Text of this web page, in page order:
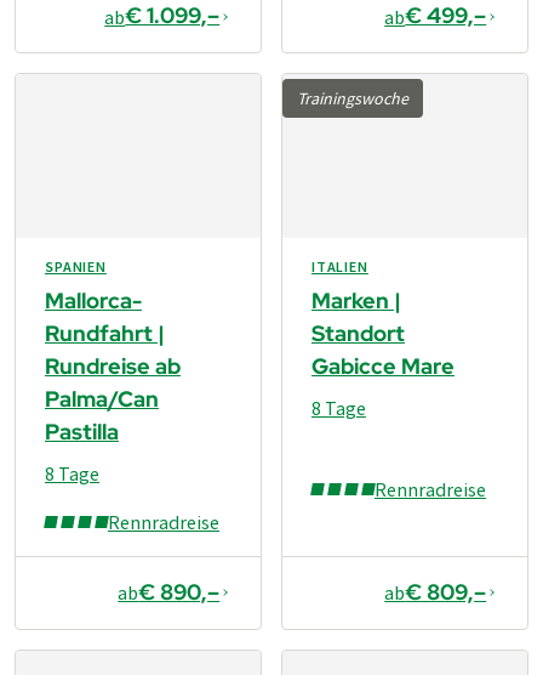
ab€ 1.099,– ab€ 499,–
SPANIEN
Mallorca-
Rundfahrt |
Rundreise ab
Palma/Can
Pastilla
Rennradreise
8 Tage
ab€ 890,–
Trainingswoche
ITALIEN
Marken |
Standort
Gabicce Mare
Rennradreise
8 Tage
ab€ 809,–